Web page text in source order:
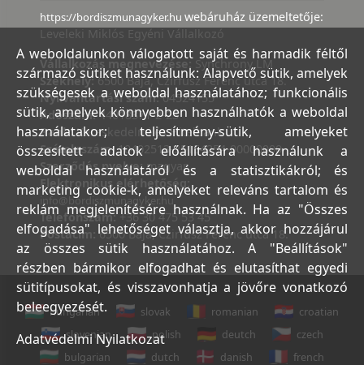
https://bordiszmunagyker.hu webáruház üzemeltetője:
Leveleki Miklós Egyéni Vállalkozó
Vállalkozás megnevezése: Synchrony LM
Székhely:6500 Baja, Czirfusz Ferenc utca 18.
Nyilvántartási szám:04524155
Adószám:44018371-2-23
Bank:Kereskedelmi és Hitelbank
Számlaszám:10402513-25154254-00000000
Szerződés nyelve:magyar
Elektronikus elérhetőség:
info@bordiszmunagyker.hu
Telefonszám: +36 30 475 53 45
Postacím:6500 Baja, Czirfusz Ferenc utca 18.
hungarian slovak romanian
croatian
slovenian
polish deutch
czech
bulgarian
dutch danish french
A weboldalunkon válogatott saját és harmadik féltől
származó sütiket használunk: Alapvető sütik, amelyek
szükségesek a weboldal használatához; funkcionális
sütik, amelyek könnyebben használhatók a weboldal
használatakor; teljesítmény-sütik, amelyeket
összesített adatok előállítására használunk a
weboldal használatáról és a statisztikákról; és
marketing cookie-k, amelyeket releváns tartalom és
reklám megjelenítésére használnak. Ha az "Összes
elfogadása" lehetőséget választja, akkor hozzájárul
az összes sütik használatához. A "Beállítások"
részben bármikor elfogadhat és elutasíthat egyedi
sütitípusokat, és visszavonhatja a jövőre vonatkozó
beleegyezését.
Adatvédelmi Nyilatkozat